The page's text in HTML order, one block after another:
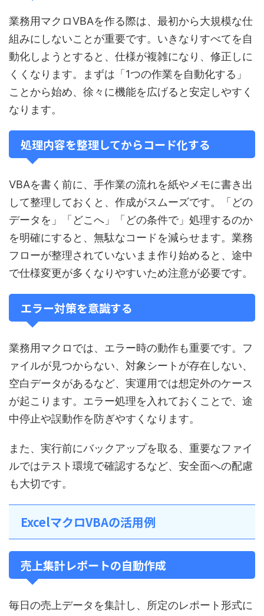
業務用マクロVBAを作る際は、最初から大規模な仕
組みにしないことが重要です。いきなりすべてを自
動化しようとすると、仕様が複雑になり、修正しに
くくなります。まずは「1つの作業を自動化する」
ことから始め、徐々に機能を広げると安定しやすく
なります。
処理内容を整理してからコード化する
VBAを書く前に、手作業の流れを紙やメモに書き出
して整理しておくと、作成がスムーズです。「どの
データを」「どこへ」「どの条件で」処理するのか
を明確にすると、無駄なコードを減らせます。業務
フローが整理されていないまま作り始めると、途中
で仕様変更が多くなりやすいため注意が必要です。
エラー対策を意識する
業務用マクロでは、エラー時の動作も重要です。フ
ァイルが見つからない、対象シートが存在しない、
空白データがあるなど、実運用では想定外のケース
が起こります。エラー処理を入れておくことで、途
中停止や誤動作を防ぎやすくなります。
また、実行前にバックアップを取る、重要なファイ
ルではテスト環境で確認するなど、安全面への配慮
も大切です。
ExcelマクロVBAの活用例
売上集計レポートの自動作成
毎日の売上データを集計し、所定のレポート形式に